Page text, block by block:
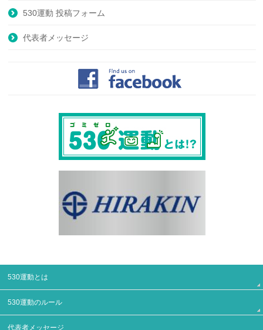
530運動 投稿フォーム
代表者メッセージ
530運動とは
530運動のルール
代表者メッセージ